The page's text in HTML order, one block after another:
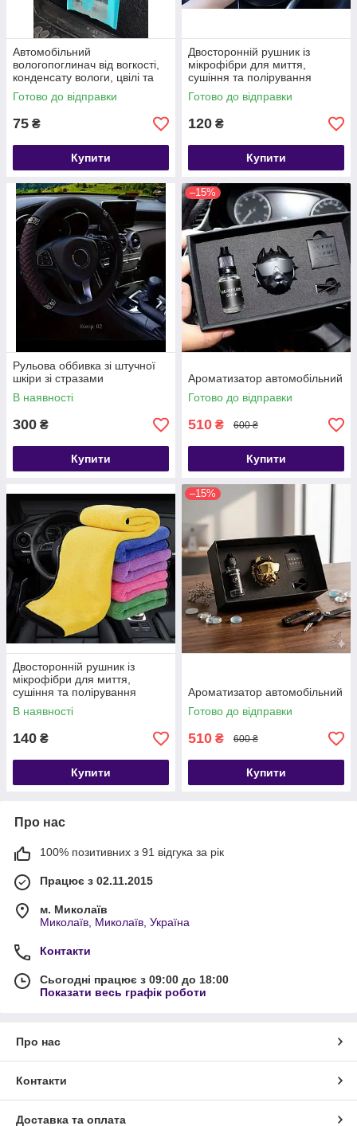
Автомобільний
вологопоглинач від вогкості,
конденсату вологи, цвілі та
неприємного запаху 180 г
Готово до відправки
75 ₴
Купити
Двосторонній рушник із
мікрофібри для миття,
сушіння та полірування
автомобіля розмір 30*40
Готово до відправки
120 ₴
Купити
Рульова оббивка зі штучної
шкіри зі стразами
В наявності
300 ₴
Купити
–15%
Ароматизатор автомобільний
Готово до відправки
510 ₴ 600 ₴
Купити
Двосторонній рушник із
мікрофібри для миття,
сушіння та полірування
автомобіля
В наявності
140 ₴
Купити
–15%
Ароматизатор автомобільний
Готово до відправки
510 ₴ 600 ₴
Купити
Про нас
100% позитивних з 91 відгука за рік
Працює з 02.11.2015
м. Миколаїв
Миколаїв, Миколаїв, Україна
Контакти
Сьогодні працює з 09:00 до 18:00
Показати весь графік роботи
Про нас
Контакти
Доставка та оплата